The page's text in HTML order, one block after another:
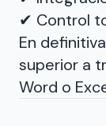
✔ Control
En
superior a
Word o